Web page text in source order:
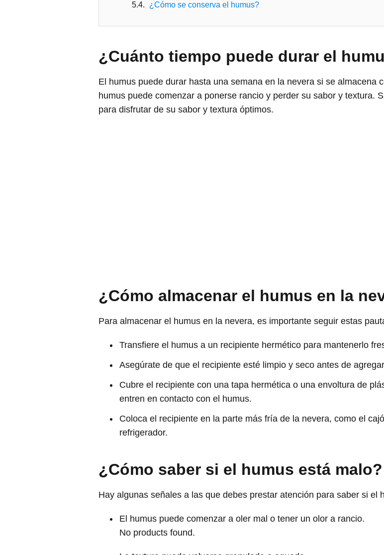
¿Cómo se conserva el humus?
¿Cuánto tiempo puede durar el
El humus puede durar hasta una semana en la nevera si se almacena
humus puede comenzar a ponerse rancio y perder su sabor y textura.
para disfrutar de su sabor y textura óptimos.
¿Cómo almacenar el humus en la
Para almacenar el humus en la nevera, es importante seguir estas
Transfiere el humus a un recipiente hermético para mantenerlo
Asegúrate de que el recipiente esté limpio y seco antes de
Cubre el recipiente con una tapa hermética o una envoltura de
entren en contacto con el humus.
Coloca el recipiente en la parte más fría de la nevera, como el
refrigerador.
¿Cómo saber si el humus está malo?
Hay algunas señales a las que debes prestar atención para saber si el
El humus puede comenzar a oler mal o tener un olor a rancio.
No products found.